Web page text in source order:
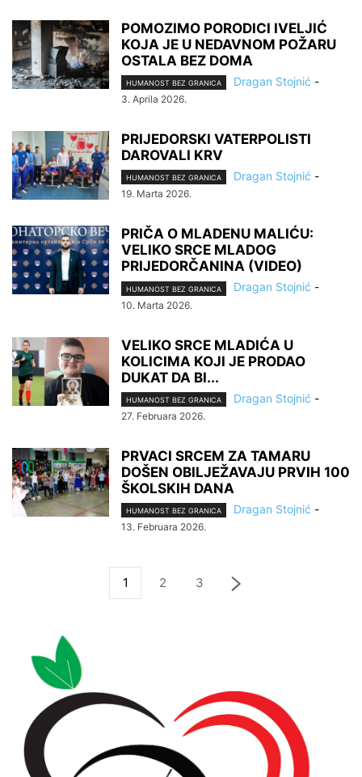
POMOZIMO PORODICI IVELJIĆ
KOJA JE U NEDAVNOM POŽARU
OSTALA BEZ DOMA
HUMANOST BEZ GRANICA Dragan Stojnić -
3. Aprila 2026.
PRIJEDORSKI VATERPOLISTI
DAROVALI KRV
HUMANOST BEZ GRANICA Dragan Stojnić -
19. Marta 2026.
PRIČA O MLADENU MALIĆU:
VELIKO SRCE MLADOG
PRIJEDORČANINA (VIDEO)
HUMANOST BEZ GRANICA Dragan Stojnić -
10. Marta 2026.
VELIKO SRCE MLADIĆA U
KOLICIMA KOJI JE PRODAO
DUKAT DA BI...
HUMANOST BEZ GRANICA Dragan Stojnić -
27. Februara 2026.
PRVACI SRCEM ZA TAMARU
DOŠEN OBILJEŽAVAJU PRVIH 100
ŠKOLSKIH DANA
HUMANOST BEZ GRANICA Dragan Stojnić -
13. Februara 2026.
1 2 3